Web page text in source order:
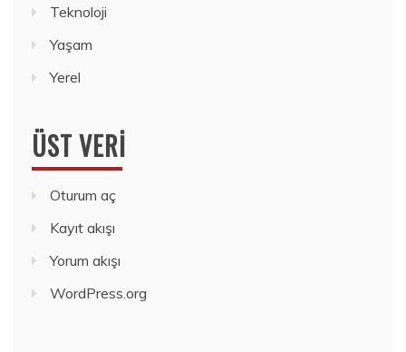
Teknoloji
Yaşam
Yerel
ÜST VERI
Oturum aç
Kayıt akışı
Yorum akışı
WordPress.org